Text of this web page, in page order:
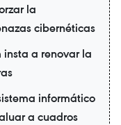
la
cibernéticas
a renovar la
informático
a cuadros